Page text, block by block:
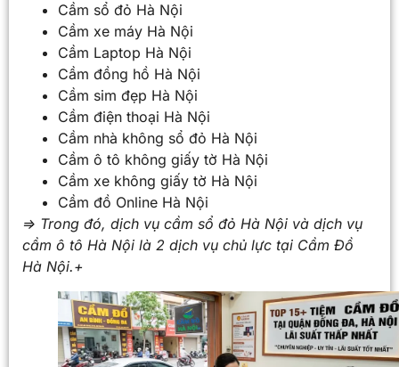
Cầm sổ đỏ Hà Nội
Cầm xe máy Hà Nội
Cầm Laptop Hà Nội
Cầm đồng hồ Hà Nội
Cầm sim đẹp Hà Nội
Cầm điện thoại Hà Nội
Cầm nhà không sổ đỏ Hà Nội
Cầm ô tô không giấy tờ Hà Nội
Cầm xe không giấy tờ Hà Nội
Cầm đồ Online Hà Nội
=> Trong đó, dịch vụ cầm sổ đỏ Hà Nội và dịch vụ
cầm ô tô Hà Nội là 2 dịch vụ chủ lực tại Cầm Đồ
Hà Nội.+